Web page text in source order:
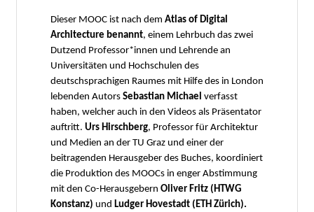
Dieser MOOC ist nach dem Atlas of Digital
Architecture benannt, einem Lehrbuch das zwei
Dutzend Professor*innen und Lehrende an
Universitäten und Hochschulen des
deutschsprachigen Raumes mit Hilfe des in London
lebenden Autors Sebastian Michael verfasst
haben, welcher auch in den Videos als Präsentator
auftritt. Urs Hirschberg, Professor für Architektur
und Medien an der TU Graz und einer der
beitragenden Herausgeber des Buches, koordiniert
die Produktion des MOOCs in enger Abstimmung
mit den Co-Herausgebern Oliver Fritz (HTWG
Konstanz) und Ludger Hovestadt (ETH Zürich).